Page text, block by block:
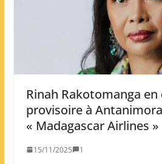
Rinah Rakotomanga
provisoire à
« Madagascar Airlines »
15/11/2025 1